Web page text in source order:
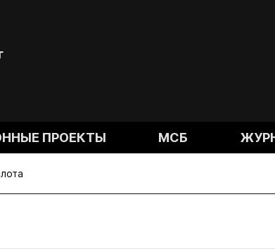
ПРОЕКТЫ МСБ